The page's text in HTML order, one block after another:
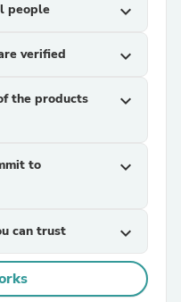
people expand_more
verified expand_more
the products
expand_more
to
expand_more
can trust expand_more